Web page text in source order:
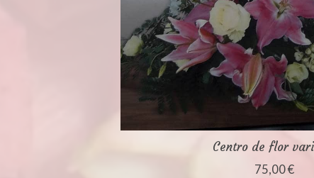
Centro de flor
75,00 €